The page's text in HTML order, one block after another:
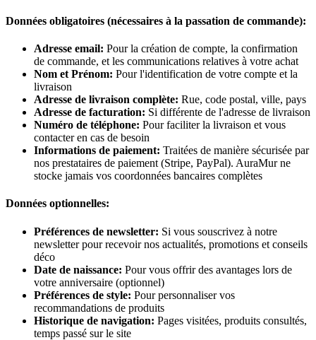
Données obligatoires (nécessaires à la passation de commande):
Adresse email: Pour la création de compte, la confirmation
de commande, et les communications relatives à votre achat
Nom et Prénom: Pour l'identification de votre compte et la
livraison
Adresse de livraison complète: Rue, code postal, ville, pays
Adresse de facturation: Si différente de l'adresse de livraison
Numéro de téléphone: Pour faciliter la livraison et vous
contacter en cas de besoin
Informations de paiement: Traitées de manière sécurisée par
nos prestataires de paiement (Stripe, PayPal). AuraMur ne
stocke jamais vos coordonnées bancaires complètes
Données optionnelles:
Préférences de newsletter: Si vous souscrivez à notre
newsletter pour recevoir nos actualités, promotions et conseils
déco
Date de naissance: Pour vous offrir des avantages lors de
votre anniversaire (optionnel)
Préférences de style: Pour personnaliser vos
recommandations de produits
Historique de navigation: Pages visitées, produits consultés,
temps passé sur le site